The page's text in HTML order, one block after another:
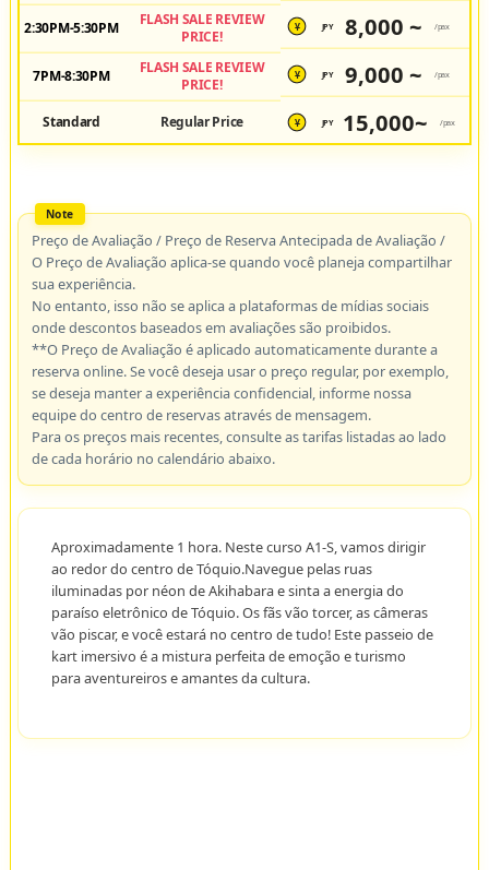
2:30PM-5:30PM
FLASH SALE REVIEW
PRICE!
¥ JPY 8,000 ~ /pax
7PM-8:30PM
FLASH SALE REVIEW
PRICE!
¥ JPY 9,000 ~ /pax
Standard Regular Price ¥ JPY 15,000~ /pax
Preço de Avaliação / Preço de Reserva Antecipada de Avaliação /
O Preço de Avaliação aplica-se quando você planeja compartilhar
sua experiência.
No entanto, isso não se aplica a plataformas de mídias sociais
onde descontos baseados em avaliações são proibidos.
**O Preço de Avaliação é aplicado automaticamente durante a
reserva online. Se você deseja usar o preço regular, por exemplo,
se deseja manter a experiência confidencial, informe nossa
equipe do centro de reservas através de mensagem.
Para os preços mais recentes, consulte as tarifas listadas ao lado
de cada horário no calendário abaixo.
Aproximadamente 1 hora. Neste curso A1-S, vamos dirigir
ao redor do centro de Tóquio.Navegue pelas ruas
iluminadas por néon de Akihabara e sinta a energia do
paraíso eletrônico de Tóquio. Os fãs vão torcer, as câmeras
vão piscar, e você estará no centro de tudo! Este passeio de
kart imersivo é a mistura perfeita de emoção e turismo
para aventureiros e amantes da cultura.